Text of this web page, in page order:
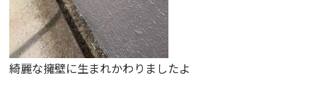
綺麗な擁壁に生まれかわりましたよ